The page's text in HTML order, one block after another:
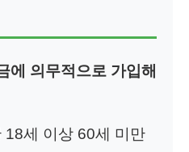
에 의무적으로 가입해
18세 이상 60세 미만